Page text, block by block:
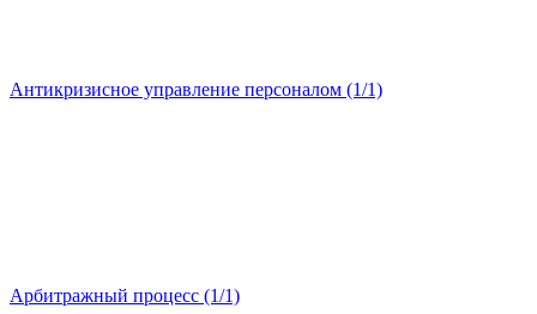
Антикризисное управление персоналом (1/1)
Арбитражный процесс (1/1)